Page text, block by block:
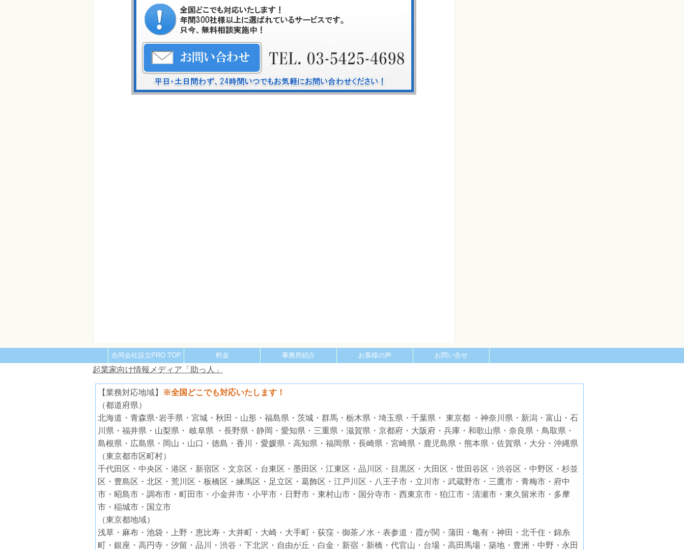
合同会社設立PRO TOP 料金 事務所紹介 お客様の声 お問い合せ
起業家向け情報メディア「助っ人」
【業務対応地域】
※全国どこでも対応いたします！
（都道府県）
北海道・青森県･岩手県・宮城・秋田・山形・福島県・茨城・群馬・栃木県・埼玉県・千葉県・ 東京都 ・神奈川県・新潟・富山・石
川県・福井県・山梨県・ 岐阜県 ・長野県・静岡・愛知県・三重県・滋賀県・京都府・大阪府・兵庫・和歌山県・奈良県・鳥取県・
島根県・広島県・岡山・山口・徳島・香川・愛媛県・高知県・福岡県・長崎県・宮崎県・鹿児島県・熊本県・佐賀県・大分・沖縄県
（東京都市区町村）
千代田区・中央区・港区・新宿区・文京区・台東区・墨田区・江東区・品川区・目黒区・大田区・世田谷区・渋谷区・中野区・杉並
区・豊島区・北区・荒川区・板橋区・練馬区・足立区・葛飾区・江戸川区・八王子市・立川市・武蔵野市・三鷹市・青梅市・府中
市・昭島市・調布市・町田市・小金井市・小平市・日野市・東村山市・国分寺市・西東京市・狛江市・清瀬市・東久留米市・多摩
市・稲城市・国立市
（東京都地域）
浅草・麻布・池袋・上野・恵比寿・大井町・大崎・大手町・荻窪・御茶ノ水・表参道・霞が関・蒲田・亀有・神田・北千住・錦糸
町・銀座・高円寺・汐留・品川・渋谷・下北沢・自由が丘・白金・新宿・新橋・代官山・台場・高田馬場・築地・豊洲・中野・永田